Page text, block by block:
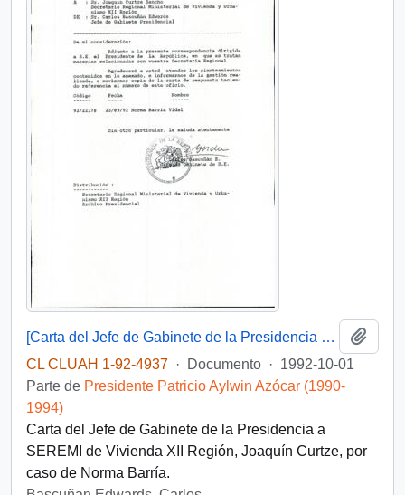
[Carta del Jefe de Gabinete de la Presidencia a SEREMI de Vivienda XII Región]
CL CLUAH 1-92-4937 · Documento · 1992-10-01
Parte de Presidente Patricio Aylwin Azócar (1990-
1994)
Carta del Jefe de Gabinete de la Presidencia a
SEREMI de Vivienda XII Región, Joaquín Curtze, por
caso de Norma Barría.